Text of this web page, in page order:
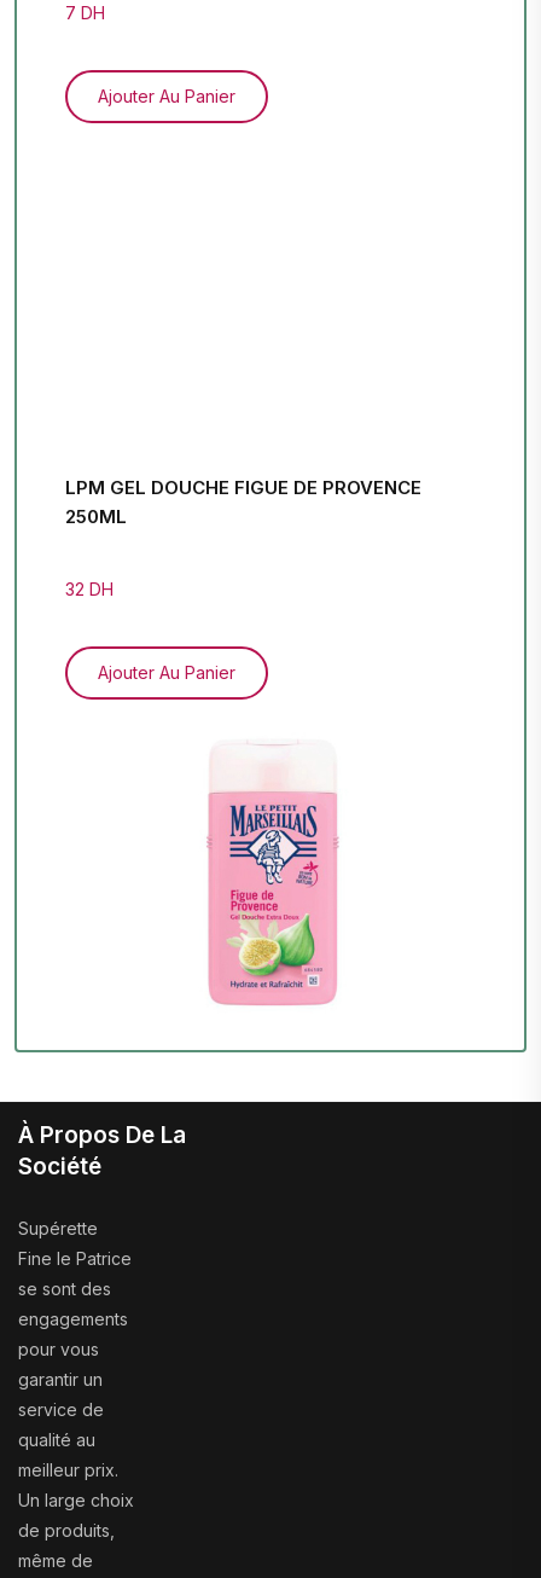
7 DH
Ajouter Au Panier
LPM GEL DOUCHE FIGUE DE PROVENCE
250ML
32 DH
Ajouter Au Panier
À Propos De La
Société
Supérette
Fine le Patrice
se sont des
engagements
pour vous
garantir un
service de
qualité au
meilleur prix.
Un large choix
de produits,
même de